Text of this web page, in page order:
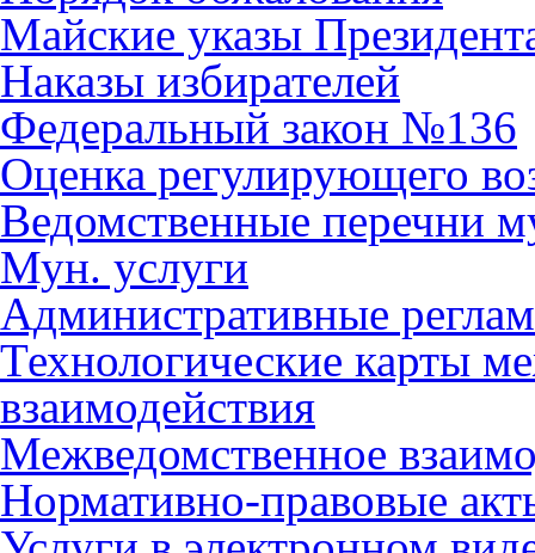
Майские указы
Наказы избирателей
Федеральный закон №136
Оценка регулирующего
Ведомственные перечни
Мун. услуги
Административные
Технологические карты
взаимодействия
Межведомственное
Нормативно-правовые